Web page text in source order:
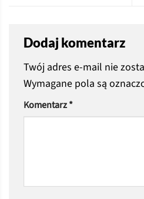
Dodaj komentarz
Twój adres e-mail nie
Wymagane pola są
Komentarz*